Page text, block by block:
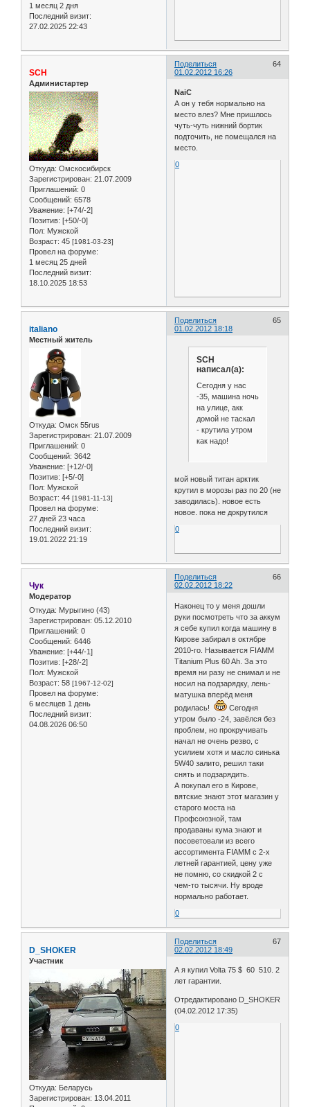
1 месяц 2 дня
Последний визит:
27.02.2025 22:43
Поделиться
64
01.02.2012 16:26
SCH
Администартер
Откуда: Омскосибирск
Зарегистрирован: 21.07.2009
Приглашений: 0
Сообщений: 6578
Уважение: [+74/-2]
Позитив: [+50/-0]
Пол: Мужской
Возраст: 45 [1981-03-23]
Провел на форуме:
1 месяц 25 дней
Последний визит:
18.10.2025 18:53
NaiC
А он у тебя нормально на
место влез? Мне пришлось
чуть-чуть нижний бортик
подточить, не помещался на
место.
0
Поделиться
65
01.02.2012 18:18
italiano
Местный житель
Откуда: Омск 55rus
Зарегистрирован: 21.07.2009
Приглашений: 0
Сообщений: 3642
Уважение: [+12/-0]
Позитив: [+5/-0]
Пол: Мужской
Возраст: 44 [1981-11-13]
Провел на форуме:
27 дней 23 часа
Последний визит:
19.01.2022 21:19
SCH
написал(а):
Сегодня у нас
-35, машина ночь
на улице, акк
домой не таскал
- крутила утром
как надо!
мой новый титан арктик
крутил в морозы раз по 20 (не
заводилась). новое есть
новое. пока не докрутился
0
Поделиться
66
02.02.2012 18:22
Чук
Модератор
Откуда: Мурыгино (43)
Зарегистрирован: 05.12.2010
Приглашений: 0
Сообщений: 6446
Уважение: [+44/-1]
Позитив: [+28/-2]
Пол: Мужской
Возраст: 58 [1967-12-02]
Провел на форуме:
6 месяцев 1 день
Последний визит:
04.08.2026 06:50
Наконец то у меня дошли
руки посмотреть что за аккум
я себе купил когда машину в
Кирове забирал в октябре
2010-го. Называется FIAMM
Titanium Plus 60 Ah. За это
время ни разу не снимал и не
носил на подзарядку, лень-
матушка вперёд меня
родилась!
Сегодня
утром было -24, завёлся без
проблем, но прокручивать
начал не очень резво, с
усилием хотя и масло синька
5W40 залито, решил таки
снять и подзарядить.
А покупал его в Кирове,
вятские знают этот магазин у
старого моста на
Профсоюзной, там
продаваны кума знают и
посоветовали из всего
ассортимента FIAMM с 2-х
летней гарантией, цену уже
не помню, со скидкой 2 с
чем-то тысячи. Ну вроде
нормально работает.
0
Поделиться
67
02.02.2012 18:49
D_SHOKER
Участник
Откуда: Беларусь
Зарегистрирован: 13.04.2011
А я купил Volta 75 $ 60 510. 2
лет гарантии.
Отредактировано D_SHOKER
(04.02.2012 17:35)
0